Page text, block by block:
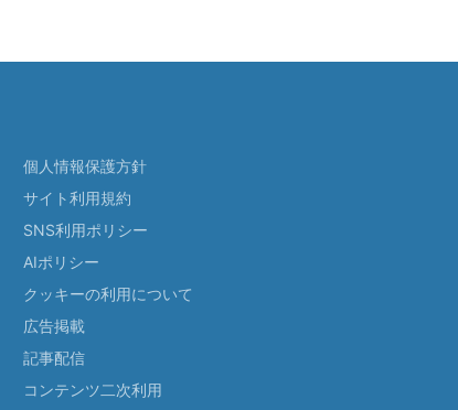
個人情報保護方針
サイト利用規約
SNS利用ポリシー
AIポリシー
クッキーの利用について
広告掲載
記事配信
コンテンツ二次利用